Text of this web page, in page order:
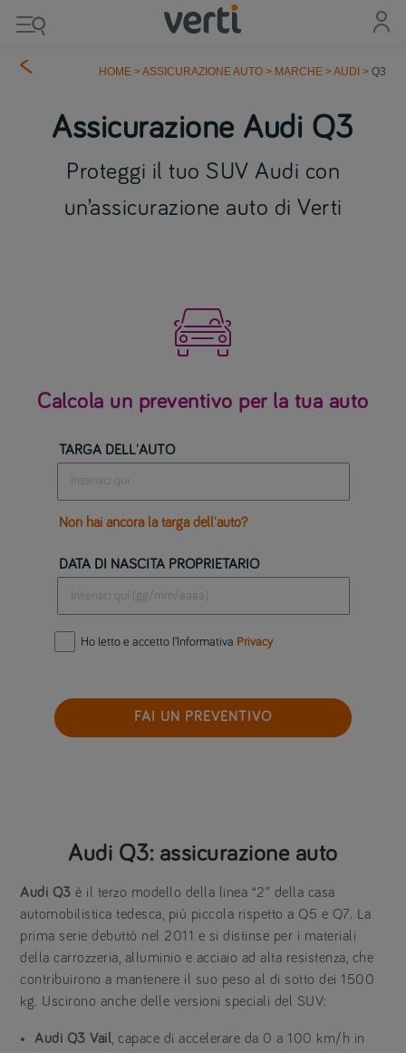
HOME>ASSICURAZIONE AUTO> MARCHE>AUDI > Q3
Assicurazione Audi Q3
Proteggi il tuo SUV Audi con
un’assicurazione auto di Verti

Calcola un preventivo per la tua auto
TARGA DELL'AUTO
Non hai ancora la targa dell'auto?
DATA DI NASCITA PROPRIETARIO
Ho letto e accetto l’Informativa Privacy
FAI UN PREVENTIVO
Audi Q3: assicurazione auto
Audi Q3 è il terzo modello della linea “2” della casa
automobilistica tedesca, più piccola rispetto a Q5 e Q7. La
prima serie debuttò nel 2011 e si distinse per i materiali
della carrozzeria, alluminio e acciaio ad alta resistenza, che
contribuirono a mantenere il suo peso al di sotto dei 1500
kg. Uscirono anche delle versioni speciali del SUV:
Audi Q3 Vail , capace di accelerare da 0 a 100 km/h in